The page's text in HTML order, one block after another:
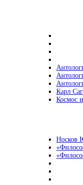
Карл
Космос
Носков